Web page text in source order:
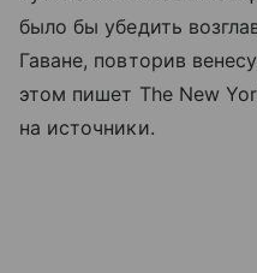
было бы убедить
Гаване, повторив
этом пишет The New
на источники.